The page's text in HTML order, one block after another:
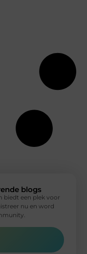
blogs
biedt een plek voor
nu en word